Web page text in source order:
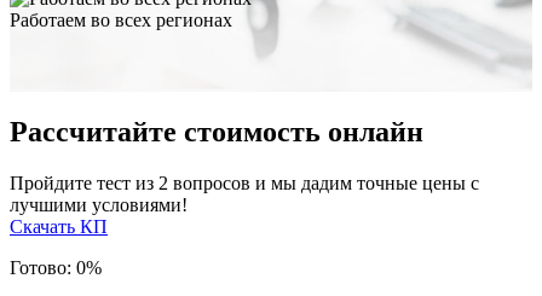
Работаем во всех регионах
Рассчитайте стоимость онлайн
Пройдите тест из 2 вопросов и мы дадим точные цены с
лучшими условиями!
Скачать КП
Готово: 0%